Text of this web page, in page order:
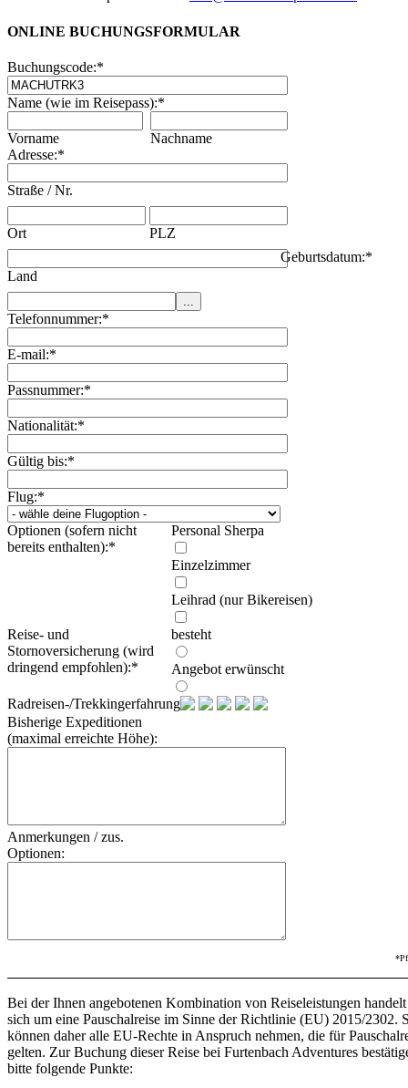
ONLINE BUCHUNGSFORMULAR
Buchungscode:*
Name (wie im Reisepass):*
Vorname
Nachname
Adresse:*
Straße / Nr.
Ort PLZ
Land
Geburtsdatum:*
Telefonnummer:*
E-mail:*
Passnummer:*
Nationalität:*
Gültig bis:*
Flug:*
Optionen (sofern nicht
bereits enthalten):*
Personal Sherpa
Einzelzimmer
Leihrad (nur Bikereisen)
Reise- und
Stornoversicherung (wird
dringend empfohlen):*
besteht
Angebot erwünscht
Radreisen-/Trekkingerfahrung:
Bisherige Expeditionen
(maximal erreichte Höhe):
Anmerkungen / zus.
Optionen:
Bei der Ihnen angebotenen Kombination von Reiseleistungen handelt
sich um eine Pauschalreise im Sinne der Richtlinie (EU) 2015/2302.
können daher alle EU-Rechte in Anspruch nehmen, die für
gelten. Zur Buchung dieser Reise bei Furtenbach Adventures
bitte folgende Punkte: